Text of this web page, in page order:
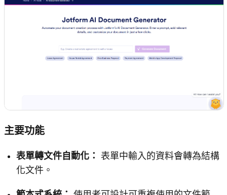
主要功能
表單轉文件自動化：
表單中輸入的資料會轉為結構
化文件。